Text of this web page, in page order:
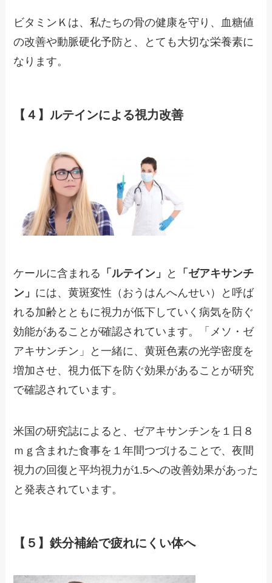
ビタミンＫは、私たちの骨の健康を守り、血糖値
の改善や動脈硬化予防と、とても大切な栄養素に
なります。
【４】ルテインによる視力改善
ケールに含まれる 「ルテイン」 と
「ゼアキサンチ
ン」 には、黄斑変性（おうはんへんせい）と呼ば
れる加齢とともに視力が低下していく病気を防ぐ
効能があることが確認されています。「メソ・ゼ
アキサンチン」と一緒に、黄斑色素の光学密度を
増加させ、視力低下を防ぐ効果があることが研究
で確認されています。
米国の研究誌によると、ゼアキサンチンを１日８
ｍｇ含まれた食事を１年間つづけることで、夜間
視力の回復と平均視力が1.5への改善効果があった
と発表されています。
【５】鉄分補給で疲れにくい体へ